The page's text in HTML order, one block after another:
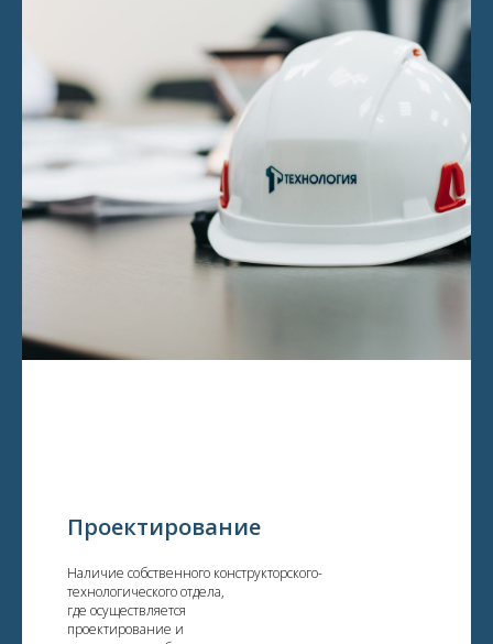
Проектирование
Наличие собственного конструкторского-
технологического отдела,
где осуществляется
проектирование и